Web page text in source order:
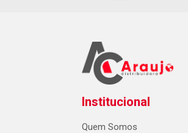
Institucional
Quem Somos